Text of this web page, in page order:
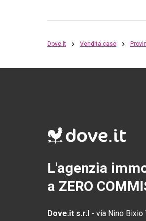
Dove.it Vendita case
L'agenzia
a ZERO
Dove.it s.r.l - via Nino Bixio